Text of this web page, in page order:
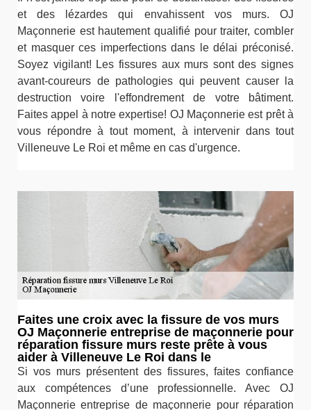
et des lézardes qui envahissent vos murs. OJ
Maçonnerie est hautement qualifié pour traiter, combler
et masquer ces imperfections dans le délai préconisé.
Soyez vigilant! Les fissures aux murs sont des signes
avant-coureurs de pathologies qui peuvent causer la
destruction voire l'effondrement de votre bâtiment.
Faites appel à notre expertise! OJ Maçonnerie est prêt à
vous répondre à tout moment, à intervenir dans tout
Villeneuve Le Roi et même en cas d'urgence.
Faites une croix avec la fissure de vos murs
OJ Maçonnerie entreprise de maçonnerie pour
réparation fissure murs reste prête à vous
aider à Villeneuve Le Roi dans le
Si vos murs présentent des fissures, faites confiance
aux compétences d’une professionnelle. Avec OJ
Maçonnerie entreprise de maçonnerie pour réparation